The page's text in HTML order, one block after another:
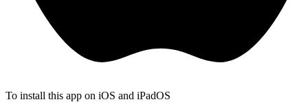
To install this app on iOS and iPadOS